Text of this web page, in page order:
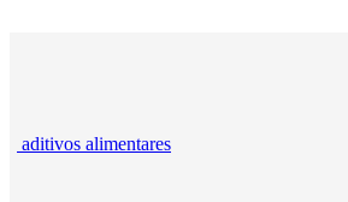
aditivos alimentares